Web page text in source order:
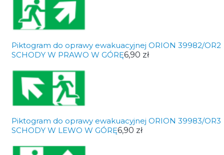
Piktogram do oprawy ewakuacyjnej ORION 39982/OR2
SCHODY W PRAWO W GÓRĘ6,90 zł
Piktogram do oprawy ewakuacyjnej ORION 39983/OR3
SCHODY W LEWO W GÓRĘ6,90 zł